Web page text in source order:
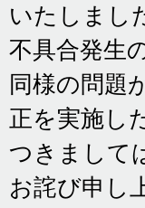
いたしまし
不具合発生
同様の問題
正を実施し
つきまして
お詫び申し